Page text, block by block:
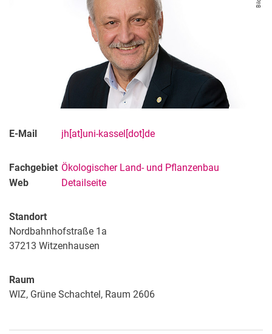
E-Mail jh[at]uni-kassel[dot]de
Fachgebiet Ökologischer Land- und Pflanzenbau
Web
Detailseite
Standort
Nordbahnhofstraße 1a
37213 Witzenhausen
Raum
WIZ, Grüne Schachtel, Raum 2606